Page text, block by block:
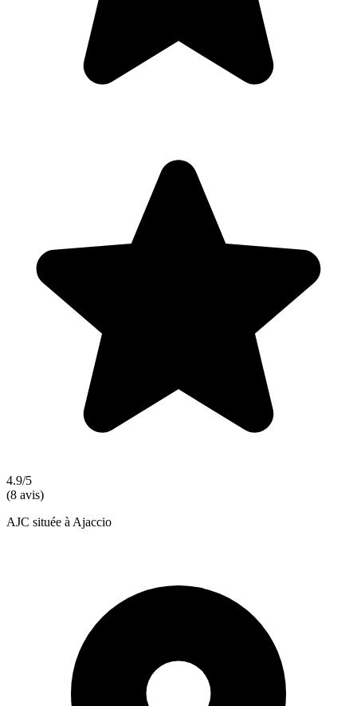
4.9/5
(8 avis)
AJC située à Ajaccio